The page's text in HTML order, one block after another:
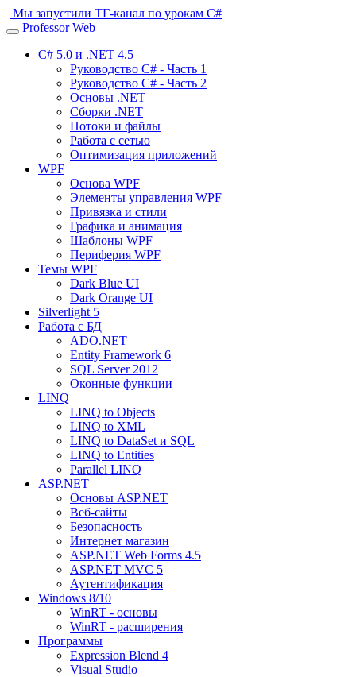
Мы запустили ТГ-канал по урокам C#
Toggle
navigation
Professor Web
C# 5.0 и .NET 4.5
Руководство C# - Часть 1
Руководство C# - Часть 2
Основы .NET
Сборки .NET
Потоки и файлы
Работа с сетью
Оптимизация приложений
WPF
Основа WPF
Элементы управления WPF
Привязка и стили
Графика и анимация
Шаблоны WPF
Периферия WPF
Темы WPF
Dark Blue UI
Dark Orange UI
Silverlight 5
Работа с БД
ADO.NET
Entity Framework 6
SQL Server 2012
Оконные функции
LINQ
LINQ to Objects
LINQ to XML
LINQ to DataSet и SQL
LINQ to Entities
Parallel LINQ
ASP.NET
Основы ASP.NET
Веб-сайты
Безопасность
Интернет магазин
ASP.NET Web Forms 4.5
ASP.NET MVC 5
Аутентификация
Windows 8/10
WinRT - основы
WinRT - расширения
Программы
Expression Blend 4
Visual Studio